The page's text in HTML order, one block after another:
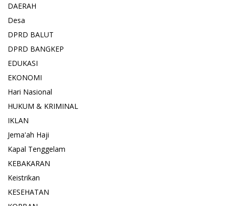
DAERAH
Desa
DPRD BALUT
DPRD BANGKEP
EDUKASI
EKONOMI
Hari Nasional
HUKUM & KRIMINAL
IKLAN
Jema'ah Haji
Kapal Tenggelam
KEBAKARAN
Keistrikan
KESEHATAN